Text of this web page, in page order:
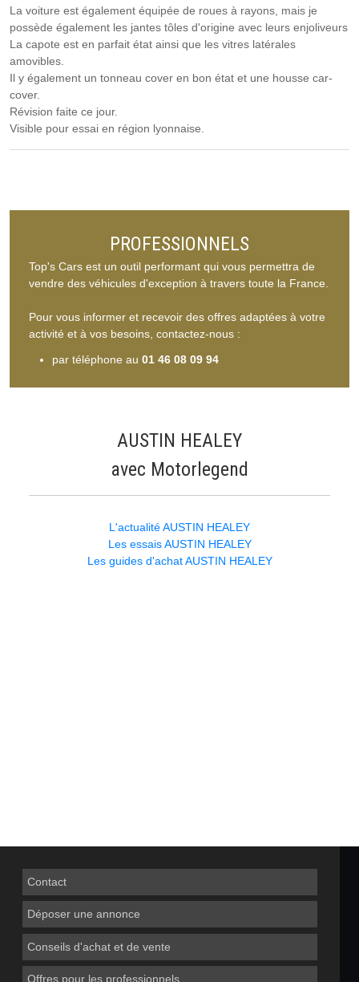
La voiture est également équipée de roues à rayons, mais je
possède également les jantes tôles d'origine avec leurs enjoliveurs
La capote est en parfait état ainsi que les vitres latérales
amovibles.
Il y également un tonneau cover en bon état et une housse car-
cover.
Révision faite ce jour.
Visible pour essai en région lyonnaise.
PROFESSIONNELS
Top's Cars est un outil performant qui vous permettra de
vendre des véhicules d'exception à travers toute la France.
Pour vous informer et recevoir des offres adaptées à votre
activité et à vos besoins, contactez-nous :
par téléphone au 01 46 08 09 94
AUSTIN HEALEY
avec Motorlegend
L'actualité AUSTIN HEALEY
Les essais AUSTIN HEALEY
Les guides d'achat AUSTIN HEALEY
Contact
Déposer une annonce
Conseils d'achat et de vente
Offres pour les professionnels